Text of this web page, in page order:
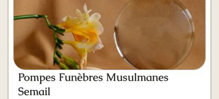
Pompes Funèbres Musulmanes
Semail